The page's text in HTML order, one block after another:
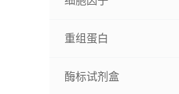
重组蛋白
酶标试剂盒